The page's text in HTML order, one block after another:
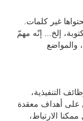
غير كلمات.
إلخ... إنّه مهمّ
والمواضع
التنفيذية،
على أهداف معقدة
الارتباط،